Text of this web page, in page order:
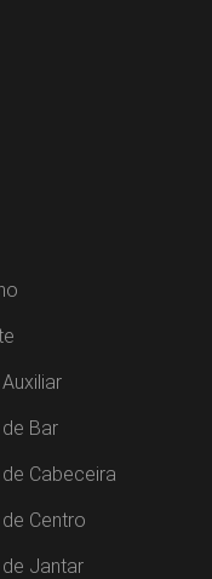
Bar
Cabeceira
Centro
Jantar